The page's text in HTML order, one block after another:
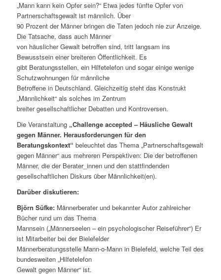
„Mann kann kein Opfer sein?“ Etwa jedes fünfte Opfer von
Partnerschaftsgewalt ist männlich. Über
90 Prozent der Männer bringen die Taten jedoch nie zur Anzeige.
Die Tatsache, dass auch Männer
von häuslicher Gewalt betroffen sind, tritt langsam ins
Bewusstsein einer breiteren Öffentlichkeit. Es
gibt Beratungsstellen, ein Hilfetelefon und sogar einige wenige
Schutzwohnungen für männliche
Betroffene in Deutschland. Gleichzeitig steht das Konstrukt
„Männlichkeit“ als solches im Zentrum
breiter gesellschaftlicher Debatten und Kontroversen.
Die Veranstaltung „Challenge accepted – Häusliche Gewalt
gegen Männer. Herausforderungen für den
Beratungskontext“ beleuchtet das Thema „Partnerschaftsgewalt
gegen Männer“ aus mehreren Perspektiven: Die der betroffenen
Männer, die der Berater_innen und den stattfindenden
gesellschaftlichen Diskurs über Männlichkeit(en).
Darüber diskutieren:
Björn Süfke: Männerberater und bekannter Autor zahlreicher
Bücher rund um das Thema
Mannsein („Männerseelen – ein psychologischer Reiseführer“) Er
ist Mitarbeiter bei der Bielefelder
Männerberatungsstelle Mann-o-Mann in Bielefeld, welche Teil des
bundesweiten „Hilfetelefon
Gewalt gegen Männer“ ist.